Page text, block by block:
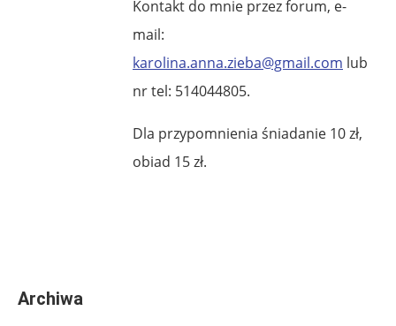
Kontakt do mnie przez forum, e-
mail:
karolina.anna.zieba@gmail.com lub
nr tel: 514044805.
Dla przypomnienia śniadanie 10 zł,
obiad 15 zł.
Archiwa